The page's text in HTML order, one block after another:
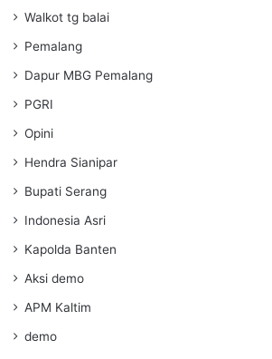
Walkot tg balai
Pemalang
Dapur MBG Pemalang
PGRI
Opini
Hendra Sianipar
Bupati Serang
Indonesia Asri
Kapolda Banten
Aksi demo
APM Kaltim
demo